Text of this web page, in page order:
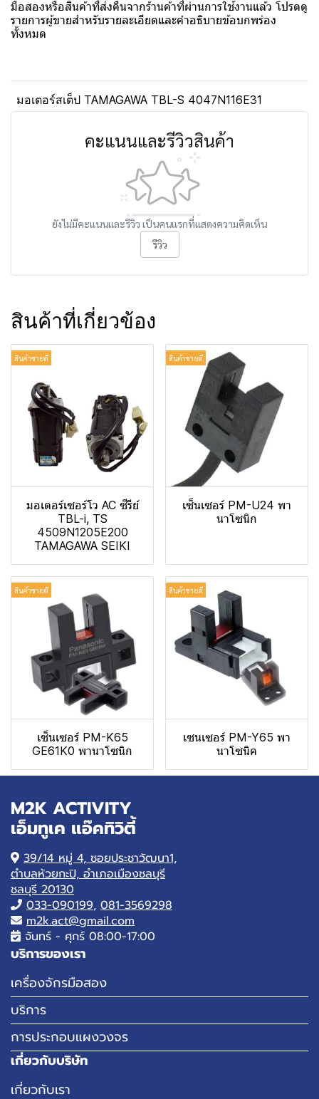
มือสองหรือสินค้าที่ส่งคืนจากร้านค้าที่ผ่านการใช้งานแล้ว โปรดดู
รายการผู้ขายสำหรับรายละเอียดและคำอธิบายข้อบกพร่อง
ทั้งหมด
มอเตอร์สเต็ป TAMAGAWA TBL-S 4047N116E31
คะแนนและรีวิวสินค้า
ยังไม่มีคะแนนและรีวิว เป็นคนแรกที่แสดงความคิดเห็น
รีวิว
สินค้าที่เกี่ยวข้อง
สินค้าขายดี
มอเตอร์เซอร์โว AC ซีรีย์
TBL-i, TS
4509N1205E200
TAMAGAWA SEIKI
สินค้าขายดี
เซ็นเซอร์ PM-U24 พา
นาโซนิก
สินค้าขายดี
เซ็นเซอร์ PM-K65
GE61K0 พานาโซนิก
สินค้าขายดี
เซนเซอร์ PM-Y65 พา
นาโซนิค
M2K ACTIVITY
เอ็มทูเค แอ๊คทิวิตี้
39/14 หมู่ 4, ซอยประชาวัฒนา1,
ตำบลห้วยกะปิ, อำเภอเมืองชลบุรี
ชลบุรี 20130
033-090199, 081-3569298
m2k.act@gmail.com
จันทร์ - ศุกร์ 08:00-17:00
บริการของเรา
เครื่องจักรมือสอง
บริการ
การประกอบแผงวงจร
เกี่ยวกับบริษัท
เกี่ยวกับเรา